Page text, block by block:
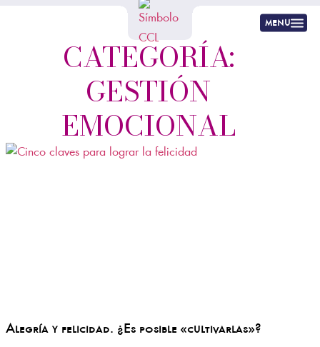
menu
CATEGORÍA:
GESTIÓN
EMOCIONAL
Alegría y felicidad. ¿Es posible «cultivarlas»?